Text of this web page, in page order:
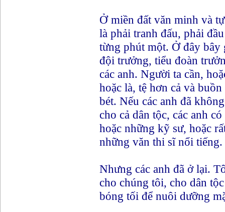
Ở miền đất văn minh và
là phải tranh đấu, phải
từng phút một. Ở đây bây
đội trưởng, tiểu đoàn
các anh. Người ta cần,
hoặc là, tệ hơn cả và
bét. Nếu các anh đã
cho cả dân tộc, các anh
hoặc những kỹ sư, hoặc
những văn thi sĩ nổi tiếng.
Nhưng các anh đã ở lại.
cho chúng tôi, cho dân
bóng tối để nuôi dưỡng